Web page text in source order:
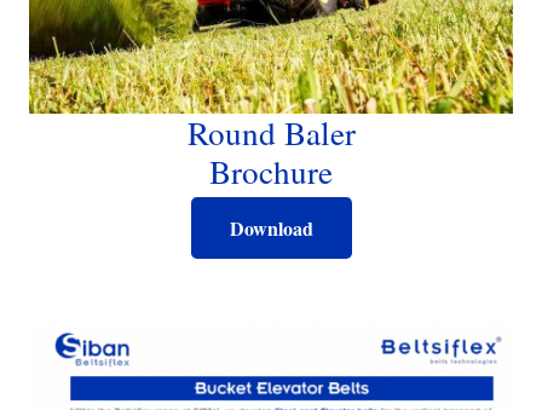
Round Baler
Brochure
Download